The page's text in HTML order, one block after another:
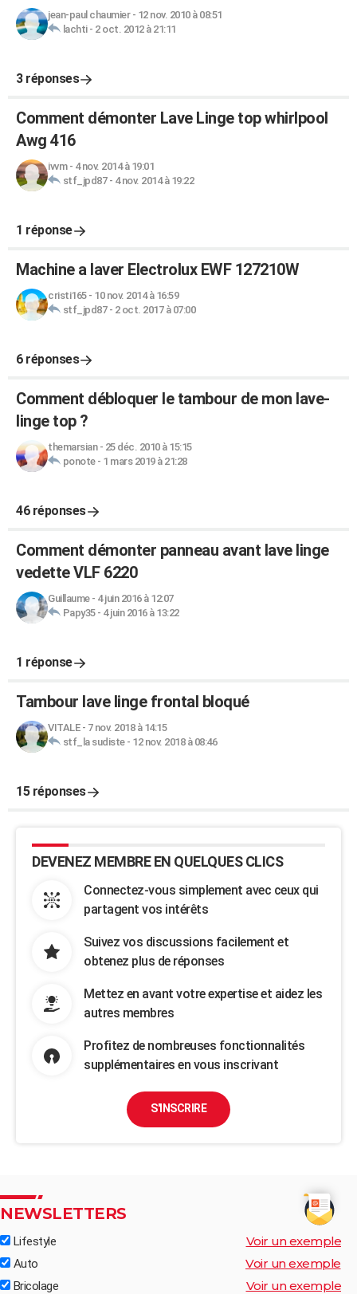
jean-paul chaumier- 12 nov. 2010 à 08:51
lachti- 2 oct. 2012 à 21:11
3 réponses
Comment démonter Lave Linge top whirlpool
Awg 416
ivvm- 4 nov. 2014 à 19:01
stf_jpd87- 4 nov. 2014 à 19:22
1 réponse
Machine a laver Electrolux EWF 127210W
cristi165- 10 nov. 2014 à 16:59
stf_jpd87- 2 oct. 2017 à 07:00
6 réponses
Comment débloquer le tambour de mon lave-
linge top ?
themarsian- 25 déc. 2010 à 15:15
ponote- 1 mars 2019 à 21:28
46 réponses
Comment démonter panneau avant lave linge
vedette VLF 6220
Guillaume- 4 juin 2016 à 12:07
Papy35- 4 juin 2016 à 13:22
1 réponse
Tambour lave linge frontal bloqué
VITALE- 7 nov. 2018 à 14:15
stf_la sudiste- 12 nov. 2018 à 08:46
15 réponses
DEVENEZ MEMBRE EN QUELQUES CLICS
Connectez-vous simplement avec ceux qui
partagent vos intérêts
Suivez vos discussions facilement et
obtenez plus de réponses
Mettez en avant votre expertise et aidez les
autres membres
Profitez de nombreuses fonctionnalités
supplémentaires en vous inscrivant
S'INSCRIRE
NEWSLETTERS
Lifestyle Voir un exemple
Auto Voir un exemple
Bricolage Voir un exemple